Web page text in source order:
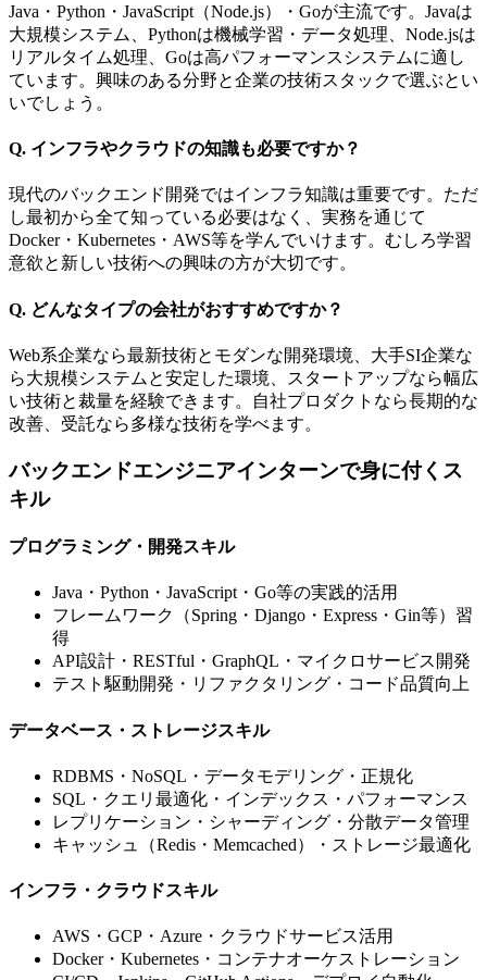
Java・Python・JavaScript（Node.js）・Goが主流です。Javaは
大規模システム、Pythonは機械学習・データ処理、Node.jsは
リアルタイム処理、Goは高パフォーマンスシステムに適し
ています。興味のある分野と企業の技術スタックで選ぶとい
いでしょう。
Q. インフラやクラウドの知識も必要ですか？
現代のバックエンド開発ではインフラ知識は重要です。ただ
し最初から全て知っている必要はなく、実務を通じて
Docker・Kubernetes・AWS等を学んでいけます。むしろ学習
意欲と新しい技術への興味の方が大切です。
Q. どんなタイプの会社がおすすめですか？
Web系企業なら最新技術とモダンな開発環境、大手SI企業な
ら大規模システムと安定した環境、スタートアップなら幅広
い技術と裁量を経験できます。自社プロダクトなら長期的な
改善、受託なら多様な技術を学べます。
バックエンドエンジニアインターンで身に付くス
キル
プログラミング・開発スキル
Java・Python・JavaScript・Go等の実践的活用
フレームワーク（Spring・Django・Express・Gin等）習
得
API設計・RESTful・GraphQL・マイクロサービス開発
テスト駆動開発・リファクタリング・コード品質向上
データベース・ストレージスキル
RDBMS・NoSQL・データモデリング・正規化
SQL・クエリ最適化・インデックス・パフォーマンス
レプリケーション・シャーディング・分散データ管理
キャッシュ（Redis・Memcached）・ストレージ最適化
インフラ・クラウドスキル
AWS・GCP・Azure・クラウドサービス活用
Docker・Kubernetes・コンテナオーケストレーション